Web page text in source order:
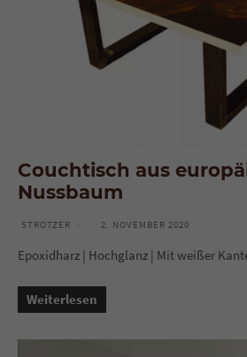
Couchtisch aus
Nussbaum
STROTZER 2. NOVEMBER 2020
Epoxidharz | Hochglanz | Mit weißer
Weiterlesen